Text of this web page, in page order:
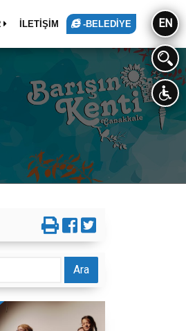
İLETİŞİM -BELEDİYE EN
Ara